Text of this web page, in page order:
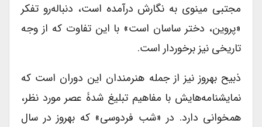
مجتبی مینوی به نگارش درآمده است، دنباله‌رو تفکر
«پروین، دختر ساسان است» با این تفاوت که از وجه
تاریخی نیز برخوردار است.
ذبیح بهروز نیز از جمله هنرمندان این دوران است که
نمایشنامه‌هایش با مفاهیم تبلیغ شدۀ عصر مورد نظر،
همخوانی دارد. در «شب فردوسی» که بهروز در سال